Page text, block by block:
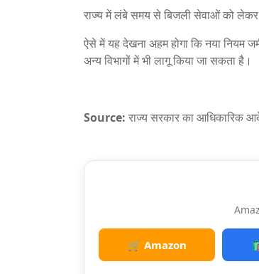
राज्य में लंबे समय से बिजली सेवाओं को लेकर
ऐसे में यह देखना अहम होगा कि नया नियम
अन्य विभागों में भी लागू किया जा सकता है।
Source: राज्य सरकार का आधिकारिक
🛒 Amazon